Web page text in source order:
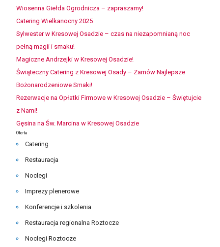
Wiosenna Giełda Ogrodnicza – zapraszamy!
Catering Wielkanocny 2025
Sylwester w Kresowej Osadzie – czas na niezapomnianą noc
pełną magii i smaku!
Magiczne Andrzejki w Kresowej Osadzie!
Świąteczny Catering z Kresowej Osady – Zamów Najlepsze
Bożonarodzeniowe Smaki!
Rezerwacje na Opłatki Firmowe w Kresowej Osadzie – Świętujcie
z Nami!
Gęsina na Św. Marcina w Kresowej Osadzie
Oferta
Catering
Restauracja
Noclegi
Imprezy plenerowe
Konferencje i szkolenia
Restauracja regionalna Roztocze
Noclegi Roztocze